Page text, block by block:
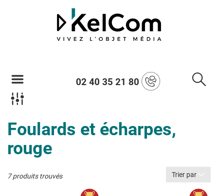
02 40 35 21 80
Foulards et écharpes,
rouge
7 produits trouvés Trier par